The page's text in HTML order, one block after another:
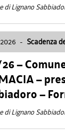
di Lignano
- Scadenza
–
–
–
di Lignano